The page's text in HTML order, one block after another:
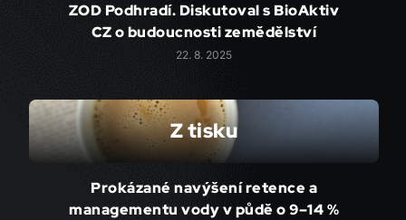
ZOD Podhradí. Diskutoval s BioAktiv
CZ o budoucnosti zemědělství
22. 8. 2025
Z tisku
Prokázané navýšení retence a
managementu vody v půdě o 9–14 %